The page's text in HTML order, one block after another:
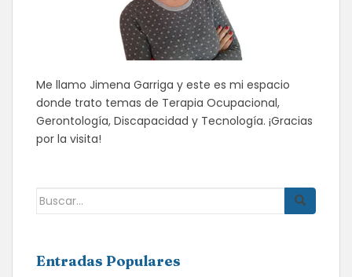
Me llamo Jimena Garriga y este es mi espacio
donde trato temas de Terapia Ocupacional,
Gerontología, Discapacidad y Tecnología. ¡Gracias
por la visita!
Buscar:
Entradas Populares